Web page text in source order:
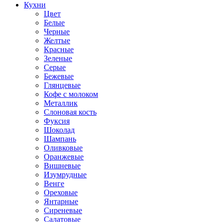
Кухни
Цвет
Белые
Черные
Желтые
Красные
Зеленые
Серые
Бежевые
Глянцевые
Кофе с молоком
Металлик
Слоновая кость
Фуксия
Шоколад
Шампань
Оливковые
Оранжевые
Вишневые
Изумрудные
Венге
Ореховые
Янтарные
Сиреневые
Салатовые